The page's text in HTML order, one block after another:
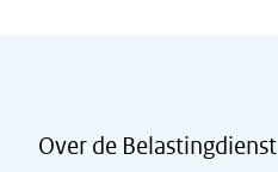
Over de Belastingdienst